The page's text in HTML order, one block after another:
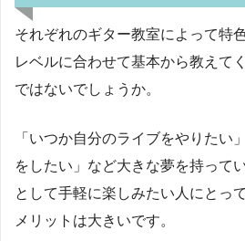
それぞれのギター教室によって特
レベルに合わせて基本から教えて
ではないでしょうか。
「いつか自分のライブをやりたい
をしたい」など大きな夢を持って
として手軽に楽しみたい人にとっ
メリットは大きいです。